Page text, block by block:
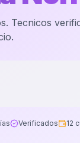
Tecnicos
Verificados 12